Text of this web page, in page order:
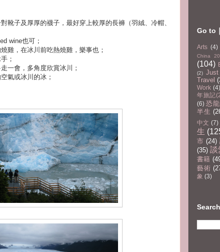
靴子及厚厚的襪子，最好穿上較厚的長褲（羽絨、冷帽、
wine也可；
雞，在冰川前吃熱燒雞，樂事也；
；
一會，多角度欣賞冰川；
氣或冰川的冰；
Go to
Arts (4)
China
(104)
(2)
Travel
Work (4)
年旅記
(6) 恐
半生
中文 (7)
生
市 (24)
(35) 談
書籍
藝術
象 (3)